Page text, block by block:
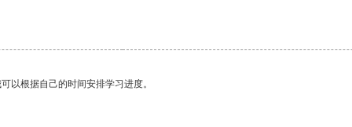
以根据自己的时间安排学习进度。